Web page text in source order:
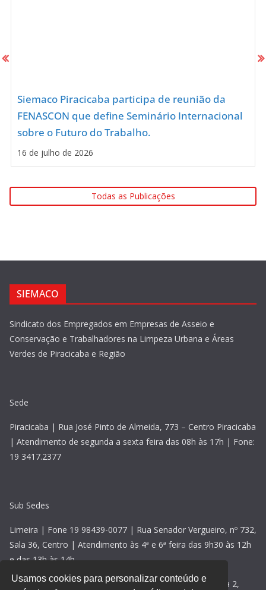
Siemaco Piracicaba participa de reunião da
FENASCON que define Seminário Internacional
sobre o Futuro do Trabalho.
16 de julho de 2026
Todas as Publicações
SIEMACO
Sindicato dos Empregados em Empresas de Asseio e
Conservação e Trabalhadores na Limpeza Urbana e Áreas
Verdes de Piracicaba e Região
Sede
Piracicaba | Rua José Pinto de Almeida, 773 – Centro Piracicaba
| Atendimento de segunda a sexta feira das 08h às 17h | Fone:
19 3417.2377
Sub Sedes
Limeira | Fone 19 98439-0077 | Rua Senador Vergueiro, nº 732,
Sala 36, Centro | Atendimento às 4ª e 6ª feira das 9h30 às 12h
e das 13h às 14h
Rio Claro | Fone 19 98439-0077 | Avenida 2, nº 118, sala 2,
Usamos cookies para personalizar conteúdo e